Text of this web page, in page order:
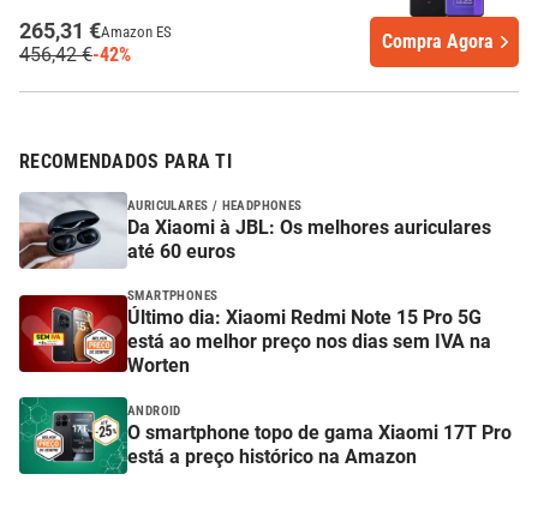
265,31 €Amazon ES
456,42 €-42%
Compra Agora
RECOMENDADOS PARA TI
AURICULARES / HEADPHONES
Da Xiaomi à JBL: Os melhores auriculares
até 60 euros
SMARTPHONES
Último dia: Xiaomi Redmi Note 15 Pro 5G
está ao melhor preço nos dias sem IVA na
Worten
ANDROID
O smartphone topo de gama Xiaomi 17T Pro
está a preço histórico na Amazon